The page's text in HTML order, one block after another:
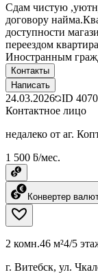
Сдам чистую
договору
доступности
переездом
Иностранным
Контакты
Написать
24.03.2026 ID
Контактное лицо
недалеко от аг.
1 500 ƃ/мес.
Конвертер
2 комн.46 м²4/5
г. Витебск, ул.